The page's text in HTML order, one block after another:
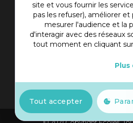
site et vous fournir les
pas les refuser), améliorer
mesurer l'audience et la
d'interagir avec des réseaux
tout moment en cliquant
Tout accepter